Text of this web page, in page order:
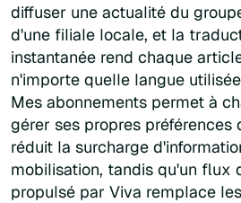
diffuser une actualité du
d'une filiale locale, et la
instantanée rend chaque
n'importe quelle langue
Mes abonnements permet à
gérer ses propres préférences
réduit la surcharge
mobilisation, tandis qu'un flux
propulsé par Viva remplace